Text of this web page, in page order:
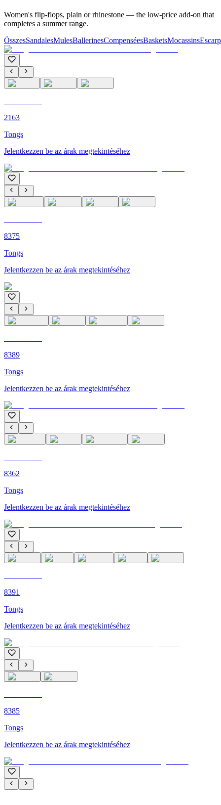
Women's flip-flops, plain or rhinestone — the low-price add-on that
completes a summer range.
ÖsszesSandalesMulesBallerinesCompenséesBasketsMocassins
2163
Tongs
Jelentkezzen be az árak megtekintéséhez
8375
Tongs
Jelentkezzen be az árak megtekintéséhez
8389
Tongs
Jelentkezzen be az árak megtekintéséhez
8362
Tongs
Jelentkezzen be az árak megtekintéséhez
8391
Tongs
Jelentkezzen be az árak megtekintéséhez
8385
Tongs
Jelentkezzen be az árak megtekintéséhez